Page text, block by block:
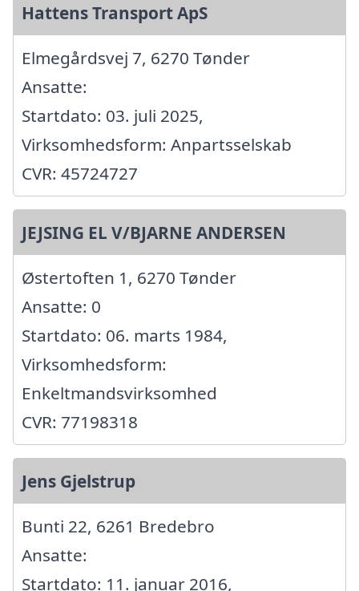
Hattens Transport ApS
Elmegårdsvej 7, 6270 Tønder
Ansatte:
Startdato: 03. juli 2025,
Virksomhedsform: Anpartsselskab
CVR: 45724727
JEJSING EL V/BJARNE ANDERSEN
Østertoften 1, 6270 Tønder
Ansatte: 0
Startdato: 06. marts 1984,
Virksomhedsform:
Enkeltmandsvirksomhed
CVR: 77198318
Jens Gjelstrup
Bunti 22, 6261 Bredebro
Ansatte:
Startdato: 11. januar 2016,